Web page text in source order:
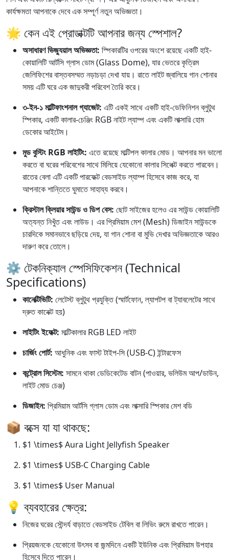
কার্যক্ষমতা আপনাকে দেবে এক সম্পূর্ণ নতুন অভিজ্ঞতা।
🌟 কেন এই প্রোডাক্টটি আপনার জন্য স্পেশাল?
অসাধারণ ভিজ্যুয়াল অভিজ্ঞতা: স্পিকারটির ওপরের অংশে রয়েছে একটি হাই-
কোয়ালিটি আর্টসি গ্লাস ডোম (Glass Dome), যার ভেতরে কৃত্রিম
জেলিফিশের বাস্তবসম্মত নড়াচড়া দেখা যায়। রাতে লাইট জ্বালিয়ে গান শোনার
সময় এটি ঘরে এক জাদুকরী পরিবেশ তৈরি করে।
৩-ইন-১ মাল্টিফাংশনাল গ্যাজেট: এটি একই সাথে একটি হাই-ডেফিনিশন ব্লুটুথ
স্পিকার, একটি কালার-চেঞ্জিং RGB নাইট ল্যাম্প এবং একটি লাক্সারি হোম
ডেকোর আইটেম।
মুড বুস্টিং RGB লাইটিং: এতে রয়েছে মাল্টিপল কালার মোড। আপনার মন ভালো
করতে বা ঘরের পরিবেশের সাথে মিলিয়ে যেকোনো কালার সিলেক্ট করতে পারবেন।
রাতের বেলা এটি একটি পারফেক্ট বেডসাইড ল্যাম্প হিসেবে কাজ করে, যা
আপনাকে শান্তিতে ঘুমাতে সাহায্য করবে।
ক্রিস্টাল ক্লিয়ার সাউন্ড ও ডিপ বেস: ছোট সাইজের হলেও এর সাউন্ড কোয়ালিটি
অত্যন্ত নিখুঁত এবং লাউড। এর প্রিমিয়াম মেশ (Mesh) ডিজাইন সাউন্ডকে
চারদিকে সমানভাবে ছড়িয়ে দেয়, যা গান শোনা বা মুভি দেখার অভিজ্ঞতাকে আরও
দারুণ করে তোলে।
⚙️ টেকনিক্যাল স্পেসিফিকেশন (Technical
Specifications)
কানেক্টিভিটি: লেটেস্ট ব্লুটুথ প্রযুক্তি (স্মার্টফোন, ল্যাপটপ বা ট্যাবলেটের সাথে
দ্রুত কানেক্ট হয়)
লাইটিং ইফেক্ট: মাল্টিকালার RGB LED লাইট
চার্জিং পোর্ট: আধুনিক এবং ফাস্ট টাইপ-সি (USB-C) ইন্টারফেস
কন্ট্রোল সিস্টেম: সামনে থাকা ডেডিকেটেড বাটন (পাওয়ার, ভলিউম আপ/ডাউন,
লাইট মোড চেঞ্জ)
ডিজাইন: প্রিমিয়াম আর্টসি গ্লাস ডোম এবং লাক্সারি স্পিকার মেশ বডি
📦 বক্সে যা যা থাকছে:
$1 \times$ Aura Light Jellyfish Speaker
$1 \times$ USB-C Charging Cable
$1 \times$ User Manual
💡 ব্যবহারের ক্ষেত্র:
নিজের ঘরের সৌন্দর্য বাড়াতে বেডসাইড টেবিল বা লিভিং রুমে রাখতে পারেন।
প্রিয়জনকে যেকোনো উৎসব বা জন্মদিনে একটি ইউনিক এবং প্রিমিয়াম উপহার
হিসেবে দিতে পারেন।